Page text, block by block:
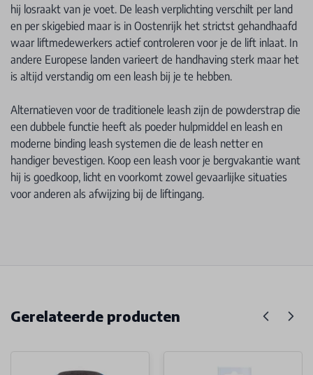
hij losraakt van je voet. De leash verplichting verschilt per land
en per skigebied maar is in Oostenrijk het strictst gehandhaafd
waar liftmedewerkers actief controleren voor je de lift inlaat. In
andere Europese landen varieert de handhaving sterk maar het
is altijd verstandig om een leash bij je te hebben.
Alternatieven voor de traditionele leash zijn de powderstrap die
een dubbele functie heeft als poeder hulpmiddel en leash en
moderne binding leash systemen die de leash netter en
handiger bevestigen. Koop een leash voor je bergvakantie want
hij is goedkoop, licht en voorkomt zowel gevaarlijke situaties
voor anderen als afwijzing bij de liftingang.
Gerelateerde producten